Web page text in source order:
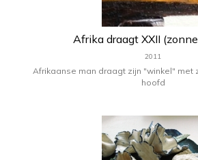
Afrika draagt XXII
2011
Afrikaanse man draagt zijn "winkel" met
hoofd